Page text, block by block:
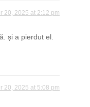
20, 2025 at 2:12 pm
și a pierdut el.
20, 2025 at 5:08 pm